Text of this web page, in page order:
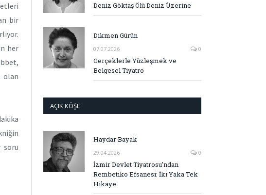
bir
her
olan
soru
Deniz Göktaş Ölü Deniz Üzerine
Dikmen Gürün
07.07.2026 0
Gerçeklerle Yüzleşmek ve
Belgesel Tiyatro
AÇIK KÖŞE
Haydar Bayak
29.04.2026 0
İzmir Devlet Tiyatrosu’ndan
Rembetiko Efsanesi: İki Yaka Tek
Hikaye